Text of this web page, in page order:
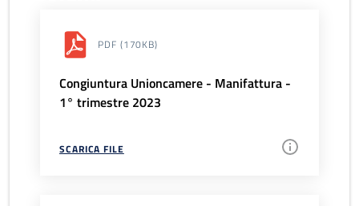
PDF (170KB)
Congiuntura Unioncamere - Manifattura -
1° trimestre 2023
SCARICA FILE